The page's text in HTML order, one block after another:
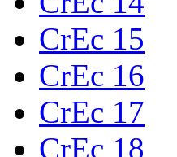
CrEc 15
CrEc 16
CrEc 17
CrEc 18